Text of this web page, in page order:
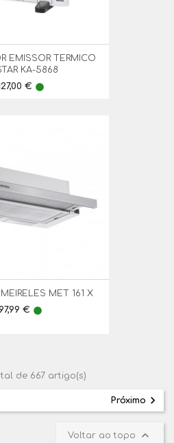
EMISSOR TERMICO
KA-5868
€ lens
MET 161 X
€ lens
de 667 artigo(s)
Próximo 
Voltar ao topo 